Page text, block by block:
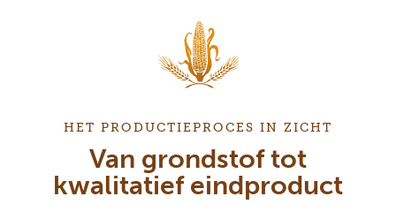
HET PRODUCTIEPROCES IN ZICHT
Van grondstof tot
kwalitatief eindproduct